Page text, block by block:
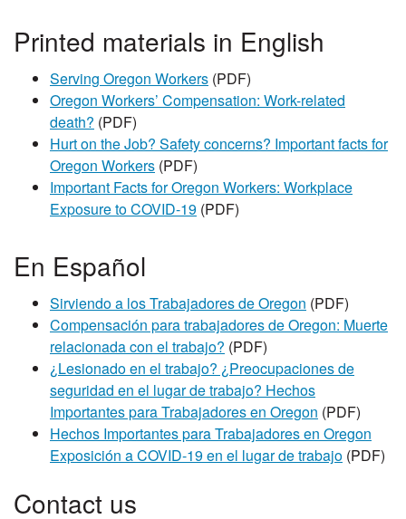
Printed materials in English
Serving Oregon Workers (PDF)
Oregon Workers’ Compensation: Work-related
death? (PDF)
Hurt on the Job? Safety concerns? Important facts for
Oregon Workers (PDF)
Important Facts for Oregon Workers: Workplace
Exposure to COVID-19 (PDF)
En Español
Sirviendo a los Trabajadores de Oregon (PDF)
Compensación para trabajadores de Oregon: Muerte
relacionada con el trabajo? (PDF)
¿Lesionado en el trabajo? ¿Preocupaciones de
seguridad en el lugar de trabajo? Hechos
Importantes para Trabajadores en Oregon (PDF)
Hechos Importantes para Trabajadores en Oregon
Exposición a COVID-19 en el lugar de trabajo (PDF)
​​​​​​Contact us